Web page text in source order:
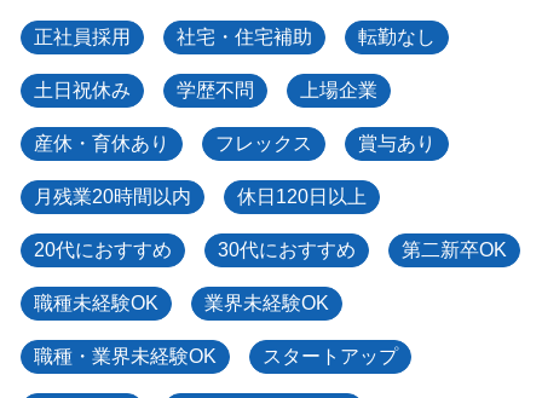
正社員採用 社宅・住宅補助 転勤なし
土日祝休み 学歴不問 上場企業
産休・育休あり フレックス 賞与あり
月残業20時間以内 休日120日以上
20代におすすめ 30代におすすめ 第二新卒OK
職種未経験OK 業界未経験OK
職種・業界未経験OK スタートアップ